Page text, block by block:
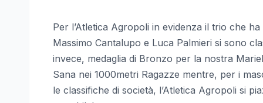
Per l’Atletica Agropoli in evidenza il trio che
Massimo Cantalupo e Luca Palmieri si sono
invece, medaglia di Bronzo per la nostra
Sana nei 1000metri Ragazze mentre, per i
le classifiche di società, l’Atletica Agropoli si